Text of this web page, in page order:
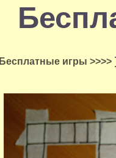
Бесплатные игры >>>>